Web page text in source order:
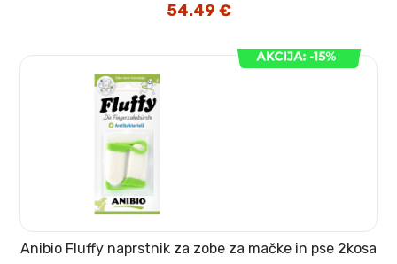
54.49€
Anibio Fluffy naprstnik za zobe za mačke in pse 2kosa